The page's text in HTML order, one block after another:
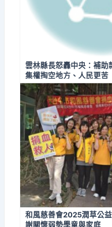
雲林縣長怒轟中央：補
集權掏空地方、人民更苦
和風慈善會2025潤草公
謝關懷弱勢學童與家庭